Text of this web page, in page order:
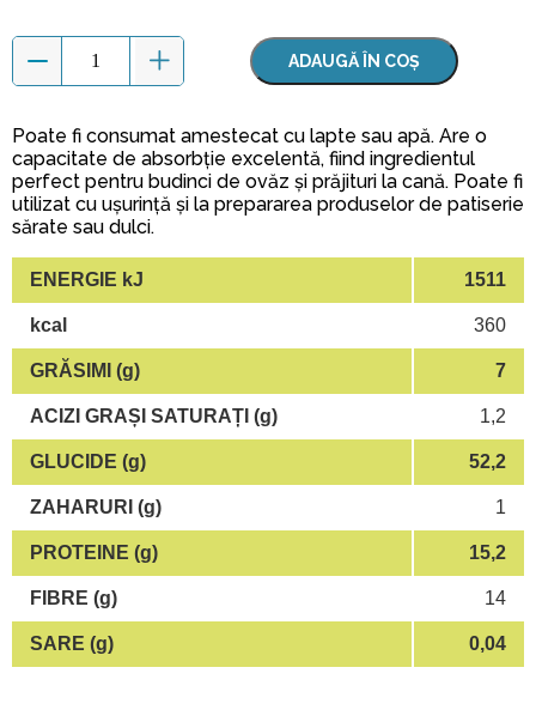
ADAUGĂ ÎN COȘ
Poate fi consumat amestecat cu lapte sau apă. Are o
capacitate de absorbție excelentă, fiind ingredientul
perfect pentru budinci de ovăz și prăjituri la cană. Poate fi
utilizat cu ușurință și la prepararea produselor de patiserie
sărate sau dulci.
ENERGIE kJ 1511
kcal 360
GRĂSIMI (g) 7
ACIZI GRAȘI SATURAȚI (g) 1,2
GLUCIDE (g) 52,2
ZAHARURI (g) 1
PROTEINE (g) 15,2
FIBRE (g) 14
SARE (g) 0,04